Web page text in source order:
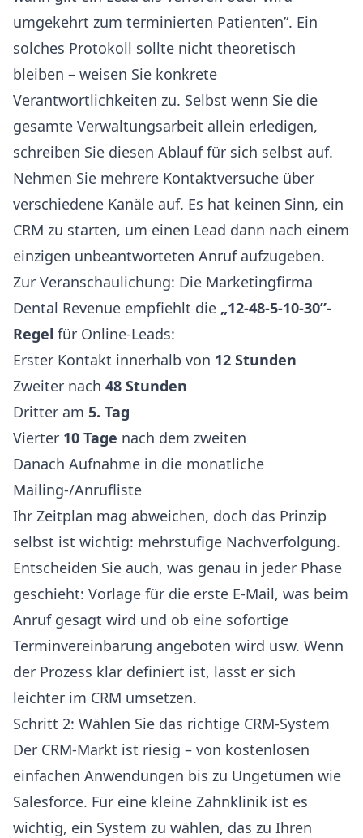
umgekehrt zum terminierten Patienten”. Ein
solches Protokoll sollte nicht theoretisch
bleiben – weisen Sie konkrete
Verantwortlichkeiten zu. Selbst wenn Sie die
gesamte Verwaltungsarbeit allein erledigen,
schreiben Sie diesen Ablauf für sich selbst auf.
Nehmen Sie mehrere Kontaktversuche über
verschiedene Kanäle auf. Es hat keinen Sinn, ein
CRM zu starten, um einen Lead dann nach einem
einzigen unbeantworteten Anruf aufzugeben.
Zur Veranschaulichung: Die Marketingfirma
Dental Revenue empfiehlt die „12-48-5-10-30”-
Regel für Online-Leads:
Erster Kontakt innerhalb von 12 Stunden
Zweiter nach 48 Stunden
Dritter am 5. Tag
Vierter 10 Tage nach dem zweiten
Danach Aufnahme in die monatliche
Mailing-/Anrufliste
Ihr Zeitplan mag abweichen, doch das Prinzip
selbst ist wichtig: mehrstufige Nachverfolgung.
Entscheiden Sie auch, was genau in jeder Phase
geschieht: Vorlage für die erste E-Mail, was beim
Anruf gesagt wird und ob eine sofortige
Terminvereinbarung angeboten wird usw. Wenn
der Prozess klar definiert ist, lässt er sich
leichter im CRM umsetzen.
Schritt 2: Wählen Sie das richtige CRM-System
Der CRM-Markt ist riesig – von kostenlosen
einfachen Anwendungen bis zu Ungetümen wie
Salesforce. Für eine kleine Zahnklinik ist es
wichtig, ein System zu wählen, das zu Ihren